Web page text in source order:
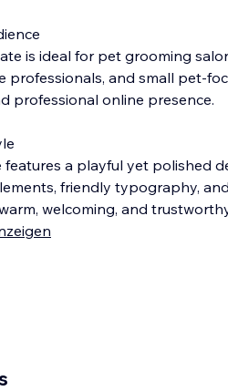
is ideal for pet grooming
professionals, and small pet-
professional online presence.
features a playful yet polished
friendly typography,
welcoming, and